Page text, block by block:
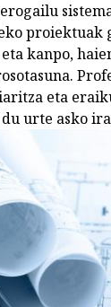
proiektuak
kanpo,
eta
urte asko